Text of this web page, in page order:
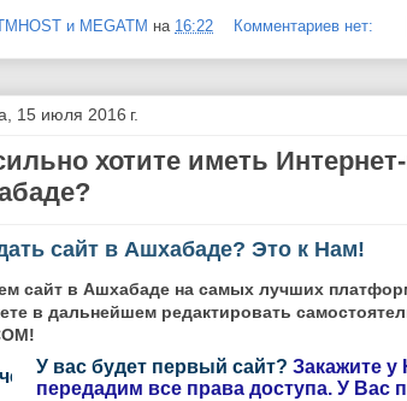
и MEGATM на 16:22 Комментариев нет:
15 июля 2016 г.
хотите иметь
сайт в Ашхабаде? Это к Нам!
сайт в Ашхабаде на самых лучших
в дальнейшем редактировать
У вас будет первый сайт? Закажите
передадим все права доступа. У Вас